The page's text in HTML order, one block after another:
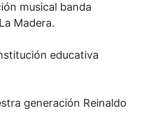
musical banda
Madera.
educativa
generación Reinaldo